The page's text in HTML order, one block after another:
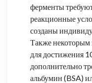
ферменты
реакционные
созданы
Также некоторым
для достижения
дополнительно
альбумин (BSA)